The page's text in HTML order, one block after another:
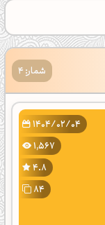
شمار: 4
1404/02/04
1,567
4.8
84